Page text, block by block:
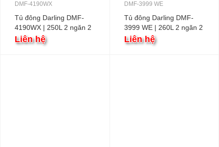
DMF-4190WX
Tủ đông Darling DMF-
4190WX | 250L 2 ngăn 2
cánh
Liên hệ
DMF-3999 WE
Tủ đông Darling DMF-
3999 WE | 260L 2 ngăn 2
cánh
Liên hệ